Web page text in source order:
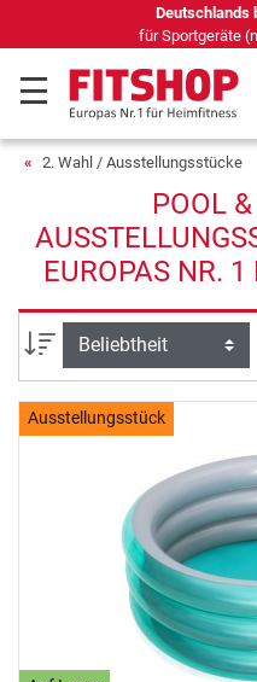
Deutschlands
für Sportgeräte
2. Wahl / Ausstellungsstücke
POOL
EUROPAS NR.
Sortierung
Ausstellungsstück